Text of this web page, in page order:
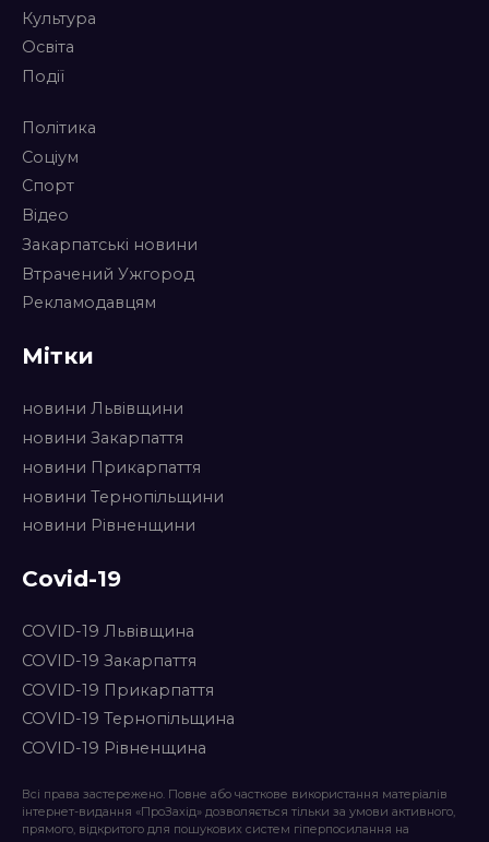
Культура
Освіта
Події
Політика
Соціум
Спорт
Відео
Закарпатські новини
Втрачений Ужгород
Рекламодавцям
Мітки
новини Львівщини
новини Закарпаття
новини Прикарпаття
новини Тернопільщини
новини Рівненщини
Covid-19
COVID-19 Львівщина
COVID-19 Закарпаття
COVID-19 Прикарпаття
COVID-19 Тернопільщина
COVID-19 Рівненщина
Всі права застережено. Повне або часткове використання матеріалів
інтернет-видання «ПроЗахід» дозволяється тільки за умови активного,
прямого, відкритого для пошукових систем гіперпосилання на